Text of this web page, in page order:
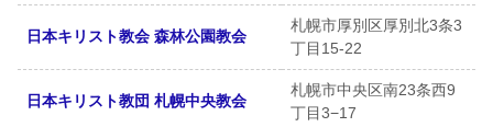
日本キリスト教会 森林公園教会
札幌市厚別区厚別北3条3
丁目15-22
日本キリスト教団 札幌中央教会
札幌市中央区南23条西9
丁目3−17